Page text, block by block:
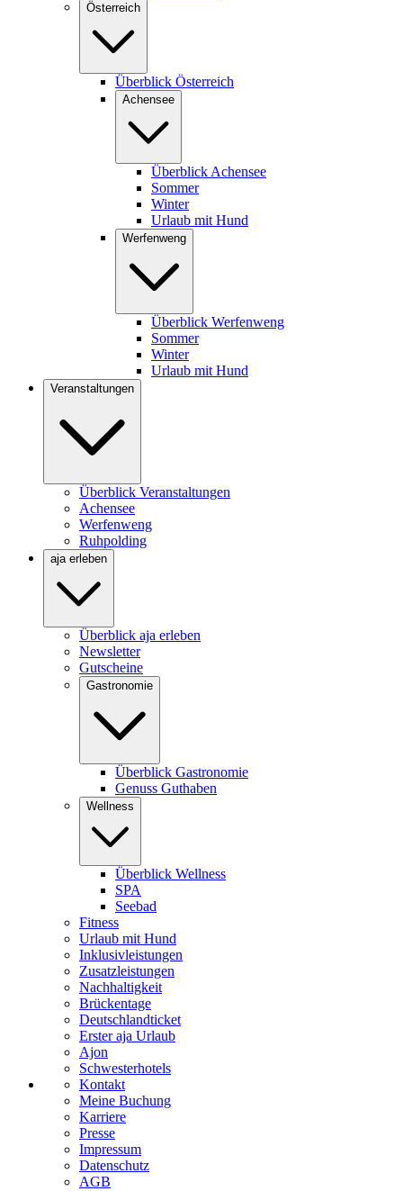
Österreich
Überblick Österreich
Achensee
Überblick Achensee
Sommer
Winter
Urlaub mit Hund
Werfenweng
Überblick Werfenweng
Sommer
Winter
Urlaub mit Hund
Veranstaltungen
Überblick Veranstaltungen
Achensee
Werfenweng
Ruhpolding
aja erleben
Überblick aja erleben
Newsletter
Gutscheine
Gastronomie
Überblick Gastronomie
Genuss Guthaben
Wellness
Überblick Wellness
SPA
Seebad
Fitness
Urlaub mit Hund
Inklusivleistungen
Zusatzleistungen
Nachhaltigkeit
Brückentage
Deutschlandticket
Erster aja Urlaub
Ajon
Schwesterhotels
Kontakt
Meine Buchung
Karriere
Presse
Impressum
Datenschutz
AGB